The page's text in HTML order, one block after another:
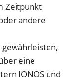
Zeitpunkt
andere
eine
IONOS und